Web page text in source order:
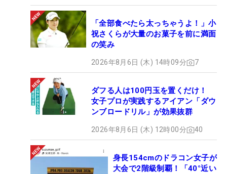
「全部食べたら太っちゃうよ！」小
祝さくらが大量のお菓子を前に満面
の笑み
2026年8月6日 (木) 14時09分 7
ダフる人は100円玉を置くだけ！
女子プロが実践するアイアン「ダウ
ンブロードリル」が効果抜群
2026年8月6日 (木) 12時00分 40
身長154cmのドラコン女子が
大会で2階級制覇！「40°近い